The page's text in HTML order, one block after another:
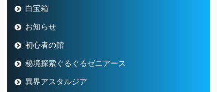
白宝箱
お知らせ
初心者の館
秘境探索ぐるぐるゼニアース
異界アスタルジア